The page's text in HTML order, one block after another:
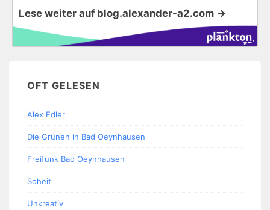
Lese weiter auf blog.alexander-a2.com →
OFT GELESEN
Alex Edler
Die Grünen in Bad Oeynhausen
Freifunk Bad Oeynhausen
Soheit
Unkreativ